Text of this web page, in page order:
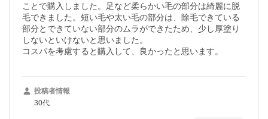
ことで購入しました。足など柔らかい毛の部分は綺麗に脱
毛できました。短い毛や太い毛の部分は、除毛できている
部分とできていない部分のムラができたため、少し厚塗り
しないといけないと思いました。
コスパを考慮すると購入して、良かったと思います。
投稿者情報
30代